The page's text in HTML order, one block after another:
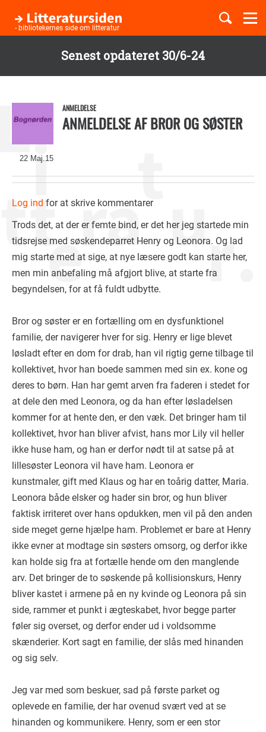
Senest opdateret 30/6-24
hovedindhold
- bibliotekernes side om litteratur
Børnebøger
22 Maj.15
ANMELDELSE
ANMELDELSE AF BROR OG SØSTER
Log ind for at skrive kommentarer
Trods det, at der er femte bind, er det her jeg startede min
tidsrejse med søskendeparret Henry og Leonora. Og lad
mig starte med at sige, at nye læsere godt kan starte her,
men min anbefaling må afgjort blive, at starte fra
begyndelsen, for at få fuldt udbytte.
Bror og søster er en fortælling om en dysfunktionel
familie, der navigerer hver for sig. Henry er lige blevet
løsladt efter en dom for drab, han vil rigtig gerne tilbage til
kollektivet, hvor han boede sammen med sin ex. kone og
deres to børn. Han har gemt arven fra faderen i stedet for
at dele den med Leonora, og da han efter løsladelsen
kommer for at hente den, er den væk. Det bringer ham til
kollektivet, hvor han bliver afvist, hans mor Lily vil heller
ikke huse ham, og han er derfor nødt til at satse på at
lillesøster Leonora vil have ham. Leonora er
kunstmaler, gift med Klaus og har en toårig datter, Maria.
Leonora både elsker og hader sin bror, og hun bliver
faktisk irriteret over hans opdukken, men vil på den anden
side meget gerne hjælpe ham. Problemet er bare at Henry
ikke evner at modtage sin søsters omsorg, og derfor ikke
kan holde sig fra at fortælle hende om den manglende
arv. Det bringer de to søskende på kollisionskurs, Henry
bliver kastet i armene på en ny kvinde og Leonora på sin
side, rammer et punkt i ægteskabet, hvor begge parter
føler sig overset, og derfor ender ud i voldsomme
skænderier. Kort sagt en familie, der slås med hinanden
og sig selv.
Jeg var med som beskuer, sad på første parket og
oplevede en familie, der har ovenud svært ved at se
hinanden og kommunikere. Henry, som er een stor